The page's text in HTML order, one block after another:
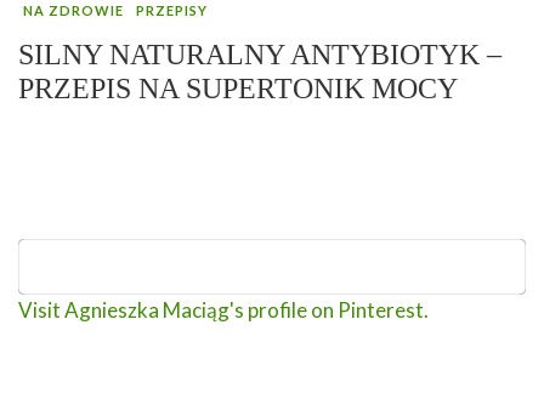
NA ZDROWIE PRZEPISY
SILNY NATURALNY ANTYBIOTYK –
PRZEPIS NA SUPERTONIK MOCY
Visit Agnieszka Maciąg's profile on Pinterest.